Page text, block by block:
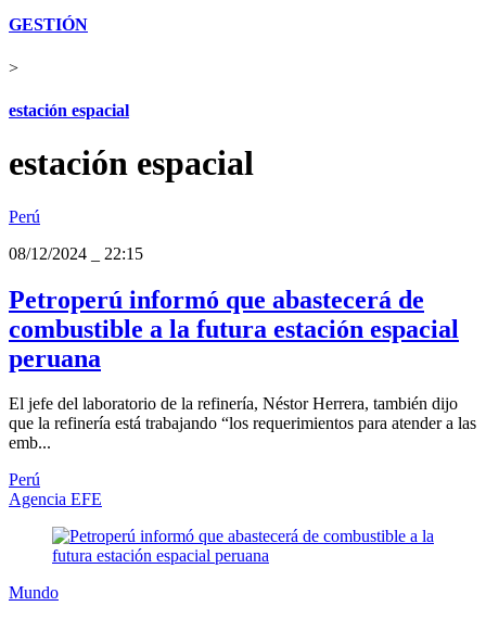
GESTIÓN
>
estación espacial
estación espacial
Perú
08/12/2024
22:15
Petroperú informó que abastecerá de
combustible a la futura estación espacial
peruana
El jefe del laboratorio de la refinería, Néstor Herrera, también dijo
que la refinería está trabajando “los requerimientos para atender a las
emb...
Perú
Agencia EFE
Mundo